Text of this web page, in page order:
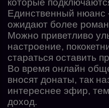
которые
Единственный
ожидают более
Можно приветливо
настроение,
стараться оставить
Во время онлайн
вносят донаты, так
интереснее эфир,
доход.